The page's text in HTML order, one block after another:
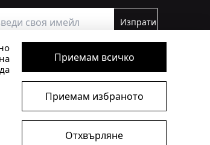
Изпрати
1 EUR = 1.95583 BGN.
Приемам всичко
Приемам избраното
Отхвърляне